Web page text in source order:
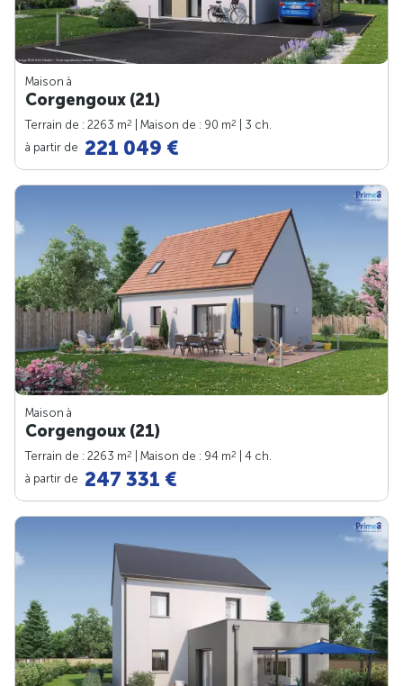
Maison à
Corgengoux (21)
Terrain de : 2263 m2 | Maison de : 90 m2
| 3 ch.
à partir de 221 049 €
Maison à
Corgengoux (21)
Terrain de : 2263 m2 | Maison de : 94 m2
| 4 ch.
à partir de 247 331 €